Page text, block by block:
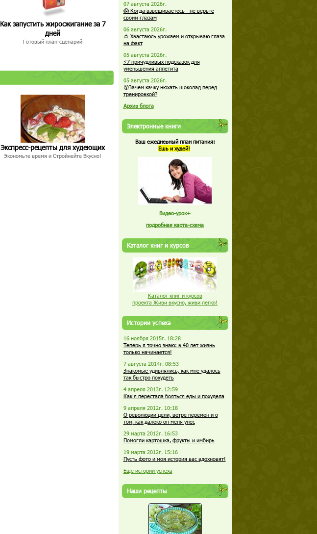
Как запустить жиросжигание за 7
дней
Готовый план-сценарий
Экспресс-рецепты для худеющих
Экономьте время и Стройнейте Вкусно!
07 августа 2026г.
😱 Когда взвешиваетесь - не верьте
своим глазам
06 августа 2026г.
🍅 Хвастаюсь урожаем и открываю глаза
на факт
05 августа 2026г.
⚡7 причудливых подсказок для
уменьшения аппетита
05 августа 2026г.
😮Зачем качку нюхать шоколад перед
тренировкой?
Архив блога
Электронные книги
Ваш ежедневный план питания:
Ешь и худей!
Видео-урок+
подробная карта-схема
Каталог книг и курсов
Каталог книг и курсов
проекта Живи вкусно, живи легко!
Истории успеха
16 ноября 2015г. 18:28
Теперь я точно знаю: в 40 лет жизнь
только начинается!
7 августа 2014г. 08:53
Знакомые удивлялись, как мне удалось
так быстро похудеть
4 апреля 2013г. 12:59
Как я перестала бояться еды и похудела
9 апреля 2012г. 10:18
О революции цели, ветре перемен и о
том, как далеко он меня унёс
29 марта 2012г. 16:53
Помогли картошка, фрукты и имбирь
19 марта 2012г. 15:16
Пусть фото и моя история вас вдохновят!
Еще истории успеха
Наши рецепты